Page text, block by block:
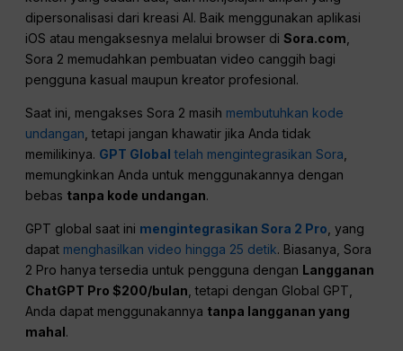
dipersonalisasi dari kreasi AI. Baik menggunakan aplikasi
iOS atau mengaksesnya melalui browser diSora.com
Sora 2 memudahkan pembuatan video canggih bagi
pengguna kasual maupun kreator profesional.
Saat ini, mengakses Sora 2 masih membutuhkan kode
undangan , tetapi jangan khawatir jika Anda tidak
memilikinya. GPT Global telah mengintegrasikan Sora
memungkinkan Anda untuk menggunakannya dengan
bebas tanpa kode undangan.
GPT global saat ini mengintegrasikan Sora 2 Pro, yang
dapat menghasilkan video hingga 25 detik. Biasanya, Sora
2 Pro hanya tersedia untuk pengguna dengan Langganan
ChatGPT Pro $200/bulan, tetapi dengan Global GPT,
Anda dapat menggunakannya tanpa langganan yang
mahal .